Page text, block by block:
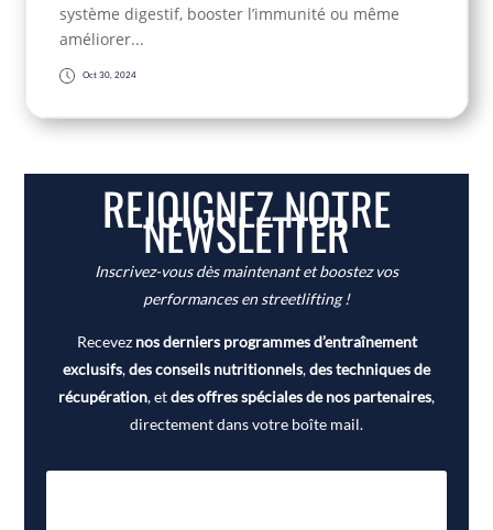
système digestif, booster l’immunité ou même
améliorer...
Oct 30, 2024
REJOIGNEZ NOTRE
NEWSLETTER
Inscrivez-vous dès maintenant et boostez vos
performances en streetlifting !
Recevez nos derniers programmes d’entraînement
exclusifs,des conseils nutritionnels,des techniques de
récupération, etdes offres spéciales de nos partenaires,
directement dans votre boîte mail.